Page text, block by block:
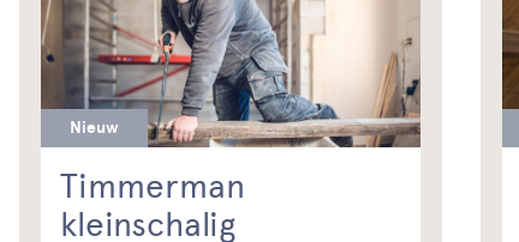
Nieuw
Timmerman
kleinschalig